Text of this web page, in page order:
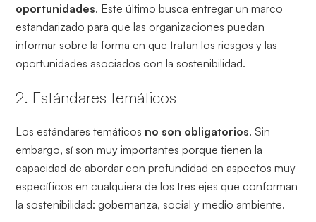
oportunidades. Este último busca entregar un marco
estandarizado para que las organizaciones puedan
informar sobre la forma en que tratan los riesgos y las
oportunidades asociados con la sostenibilidad.
2. Estándares temáticos
Los estándares temáticos no son obligatorios. Sin
embargo, sí son muy importantes porque tienen la
capacidad de abordar con profundidad en aspectos muy
específicos en cualquiera de los tres ejes que conforman
la sostenibilidad: gobernanza, social y medio ambiente.